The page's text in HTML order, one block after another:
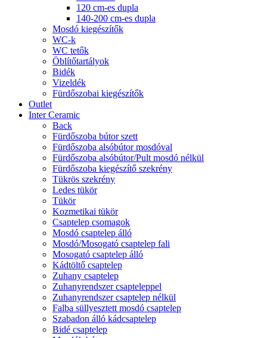
120 cm-es dupla
140-200 cm-es dupla
Mosdó kiegészítők
WC-k
WC tetők
Öblítőtartályok
Bidék
Vizeldék
Fürdőszobai kiegészítők
Outlet
Inter Ceramic
Back
Fürdőszoba bútor szett
Fürdőszoba alsóbútor mosdóval
Fürdőszoba alsóbútor/Pult mosdó nélkül
Fürdőszoba kiegészítő szekrény
Tükrös szekrény
Ledes tükör
Tükör
Kozmetikai tükör
Csaptelep csomagok
Mosdó csaptelep álló
Mosdó/Mosogató csaptelep fali
Mosogató csaptelep álló
Kádtöltő csaptelep
Zuhany csaptelep
Zuhanyrendszer csapteleppel
Zuhanyrendszer csaptelep nélkül
Falba süllyesztett mosdó csaptelep
Szabadon álló kádcsaptelep
Bidé csaptelep